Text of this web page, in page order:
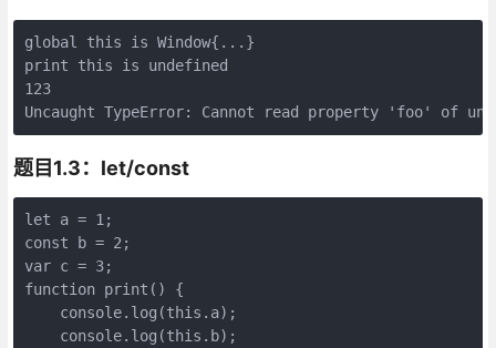
global this is Window{...}
print this is undefined
123
题目1.3：let/const
let a = 1;
const b = 2;
var c = 3;
function print() {
    console.log(this.a);
    console.log(this.b);